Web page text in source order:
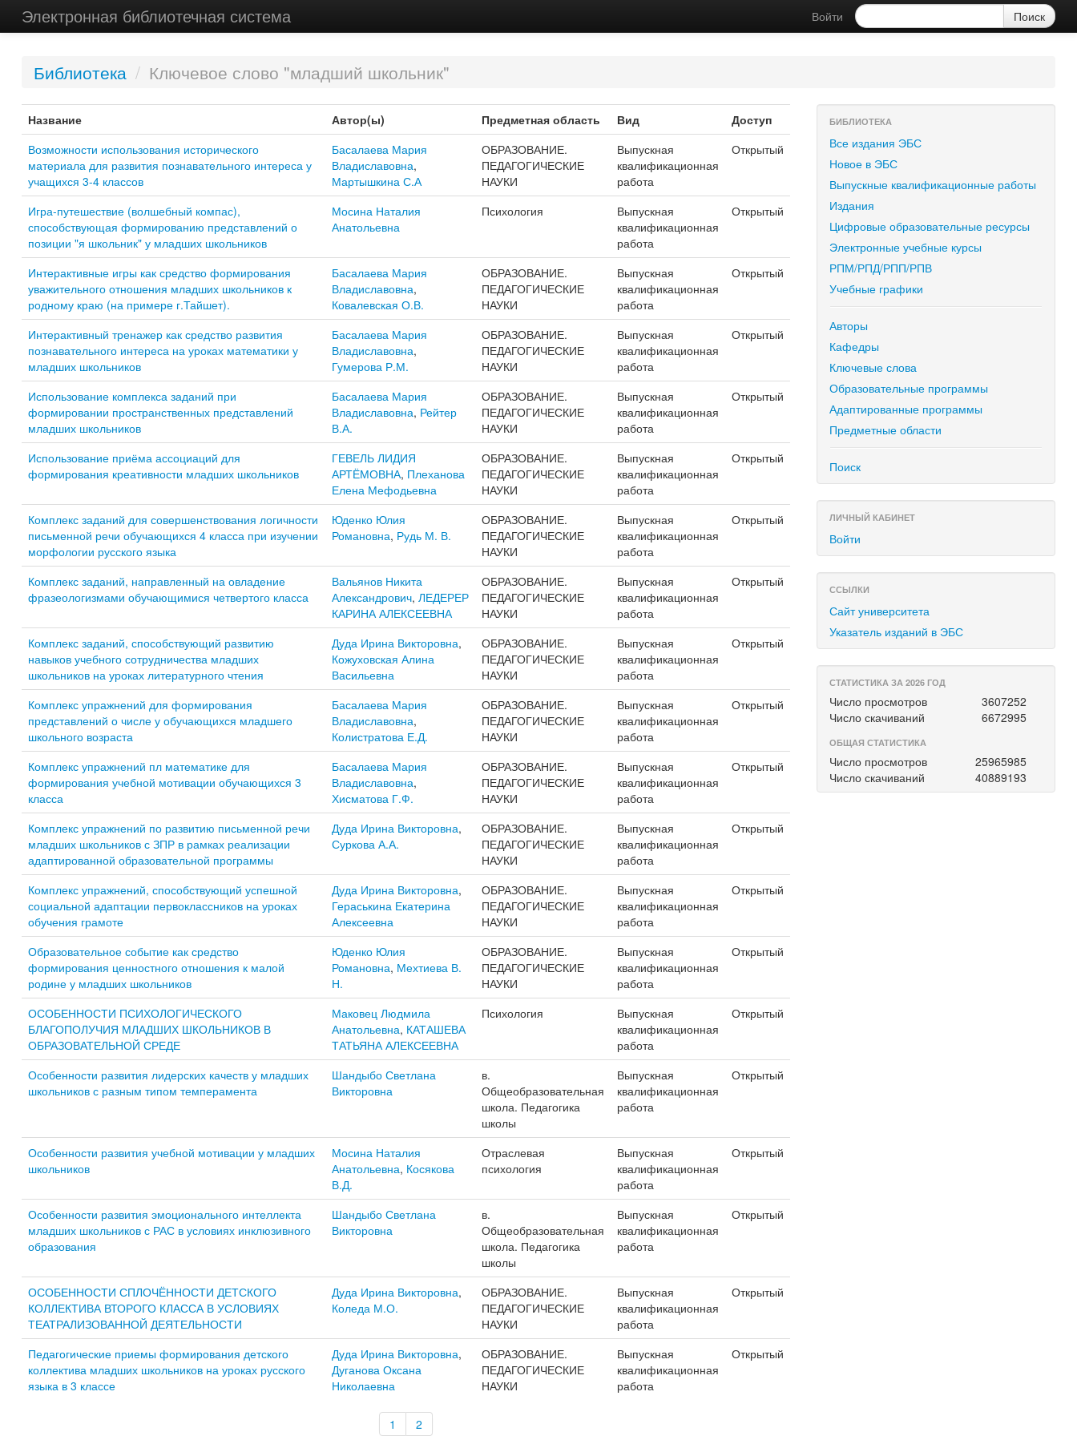
Электронная библиотечная система Войти
Библиотека / Ключевое слово "младший школьник"
Название Автор(ы) Предметная область Вид
Доступ
Возможности использования исторического
материала для развития познавательного интереса у
учащихся 3-4 классов
Басалаева Мария
Владиславовна,
Мартышкина С.А
ОБРАЗОВАНИЕ.
ПЕДАГОГИЧЕСКИЕ
НАУКИ
Выпускная
квалификационная
работа
Открытый
Игра-путешествие (волшебный компас),
способствующая формированию представлений о
позиции "я школьник" у младших школьников
Мосина Наталия
Анатольевна
Психология
Выпускная
квалификационная
работа
Открытый
Интерактивные игры как средство формирования
уважительного отношения младших школьников к
родному краю (на примере г.Тайшет).
Басалаева Мария
Владиславовна,
Ковалевская О.В.
ОБРАЗОВАНИЕ.
ПЕДАГОГИЧЕСКИЕ
НАУКИ
Выпускная
квалификационная
работа
Открытый
Интерактивный тренажер как средство развития
познавательного интереса на уроках математики у
младших школьников
Басалаева Мария
Владиславовна,
Гумерова Р.М.
ОБРАЗОВАНИЕ.
ПЕДАГОГИЧЕСКИЕ
НАУКИ
Выпускная
квалификационная
работа
Открытый
Использование комплекса заданий при
формировании пространственных представлений
младших школьников
Басалаева Мария
Владиславовна, Рейтер
В.А.
ОБРАЗОВАНИЕ.
ПЕДАГОГИЧЕСКИЕ
НАУКИ
Выпускная
квалификационная
работа
Открытый
Использование приёма ассоциаций для
формирования креативности младших школьников
ГЕВЕЛЬ ЛИДИЯ
АРТЁМОВНА, Плеханова
Елена Мефодьевна
ОБРАЗОВАНИЕ.
ПЕДАГОГИЧЕСКИЕ
НАУКИ
Выпускная
квалификационная
работа
Открытый
Комплекс заданий для совершенствования логичности
письменной речи обучающихся 4 класса при изучении
морфологии русского языка
Юденко Юлия
Романовна, Рудь М. В.
ОБРАЗОВАНИЕ.
ПЕДАГОГИЧЕСКИЕ
НАУКИ
Выпускная
квалификационная
работа
Открытый
Комплекс заданий, направленный на овладение
фразеологизмами обучающимися четвертого класса
Вальянов Никита
Александрович, ЛЕДЕРЕР
КАРИНА АЛЕКСЕЕВНА
ОБРАЗОВАНИЕ.
ПЕДАГОГИЧЕСКИЕ
НАУКИ
Выпускная
квалификационная
работа
Открытый
Комплекс заданий, способствующий развитию
навыков учебного сотрудничества младших
школьников на уроках литературного чтения
Дуда Ирина Викторовна,
Кожуховская Алина
Васильевна
ОБРАЗОВАНИЕ.
ПЕДАГОГИЧЕСКИЕ
НАУКИ
Выпускная
квалификационная
работа
Открытый
Комплекс упражнений для формирования
представлений о числе у обучающихся младшего
школьного возраста
Басалаева Мария
Владиславовна,
Колистратова Е.Д.
ОБРАЗОВАНИЕ.
ПЕДАГОГИЧЕСКИЕ
НАУКИ
Выпускная
квалификационная
работа
Открытый
Комплекс упражнений пл математике для
формирования учебной мотивации обучающихся 3
класса
Басалаева Мария
Владиславовна,
Хисматова Г.Ф.
ОБРАЗОВАНИЕ.
ПЕДАГОГИЧЕСКИЕ
НАУКИ
Выпускная
квалификационная
работа
Открытый
Комплекс упражнений по развитию письменной речи
младших школьников с ЗПР в рамках реализации
адаптированной образовательной программы
Дуда Ирина Викторовна,
Суркова А.А.
ОБРАЗОВАНИЕ.
ПЕДАГОГИЧЕСКИЕ
НАУКИ
Выпускная
квалификационная
работа
Открытый
Комплекс упражнений, способствующий успешной
социальной адаптации первоклассников на уроках
обучения грамоте
Дуда Ирина Викторовна,
Гераськина Екатерина
Алексеевна
ОБРАЗОВАНИЕ.
ПЕДАГОГИЧЕСКИЕ
НАУКИ
Выпускная
квалификационная
работа
Открытый
Образовательное событие как средство
формирования ценностного отношения к малой
родине у младших школьников
Юденко Юлия
Романовна, Мехтиева В.
Н.
ОБРАЗОВАНИЕ.
ПЕДАГОГИЧЕСКИЕ
НАУКИ
Выпускная
квалификационная
работа
Открытый
ОСОБЕННОСТИ ПСИХОЛОГИЧЕСКОГО
БЛАГОПОЛУЧИЯ МЛАДШИХ ШКОЛЬНИКОВ В
ОБРАЗОВАТЕЛЬНОЙ СРЕДЕ
Маковец Людмила
Анатольевна, КАТАШЕВА
ТАТЬЯНА АЛЕКСЕЕВНА
Психология
Выпускная
квалификационная
работа
Открытый
Особенности развития лидерских качеств у младших
школьников с разным типом темперамента
Шандыбо Светлана
Викторовна
в.
Общеобразовательная
школа. Педагогика
школы
Выпускная
квалификационная
работа
Открытый
Особенности развития учебной мотивации у младших
школьников
Мосина Наталия
Анатольевна, Косякова
В.Д.
Отраслевая
психология
Выпускная
квалификационная
работа
Открытый
Особенности развития эмоционального интеллекта
младших школьников с РАС в условиях инклюзивного
образования
Шандыбо Светлана
Викторовна
в.
Общеобразовательная
школа. Педагогика
школы
Выпускная
квалификационная
работа
Открытый
ОСОБЕННОСТИ СПЛОЧЁННОСТИ ДЕТСКОГО
КОЛЛЕКТИВА ВТОРОГО КЛАССА В УСЛОВИЯХ
ТЕАТРАЛИЗОВАННОЙ ДЕЯТЕЛЬНОСТИ
Дуда Ирина Викторовна,
Коледа М.О.
ОБРАЗОВАНИЕ.
ПЕДАГОГИЧЕСКИЕ
НАУКИ
Выпускная
квалификационная
работа
Открытый
Педагогические приемы формирования детского
коллектива младших школьников на уроках русского
языка в 3 классе
Дуда Ирина Викторовна,
Дуганова Оксана
Николаевна
ОБРАЗОВАНИЕ.
ПЕДАГОГИЧЕСКИЕ
НАУКИ
Выпускная
квалификационная
работа
Открытый
1 2
БИБЛИОТЕКА
Все издания ЭБС
Новое в ЭБС
Выпускные квалификационные работы
Издания
Цифровые образовательные ресурсы
Электронные учебные курсы
РПМ/РПД/РПП/РПВ
Учебные графики
Авторы
Кафедры
Ключевые слова
Образовательные программы
Адаптированные программы
Предметные области
Поиск
ЛИЧНЫЙ КАБИНЕТ
Войти
ССЫЛКИ
Сайт университета
Указатель изданий в ЭБС
СТАТИСТИКА ЗА 2026 ГОД
Число просмотров
3607252
Число скачиваний
6672995
ОБЩАЯ СТАТИСТИКА
Число просмотров
25965985
Число скачиваний
40889193